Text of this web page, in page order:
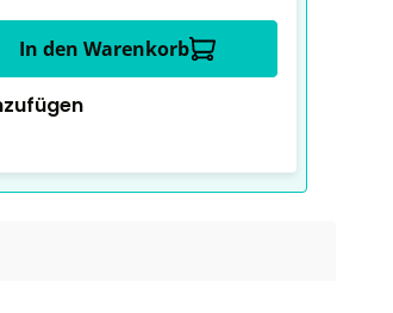
In den Warenkorb